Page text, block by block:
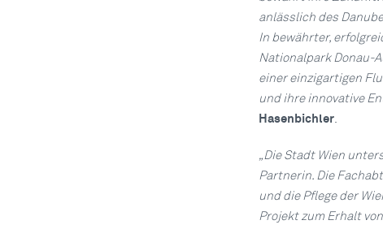
anlässlich des
In bewährter,
Nationalpark Donau-
einer einzigartigen
und ihre innovative
Hasenbichler.
„Die Stadt Wien
Partnerin. Die
und die Pflege der
Projekt zum Erhalt